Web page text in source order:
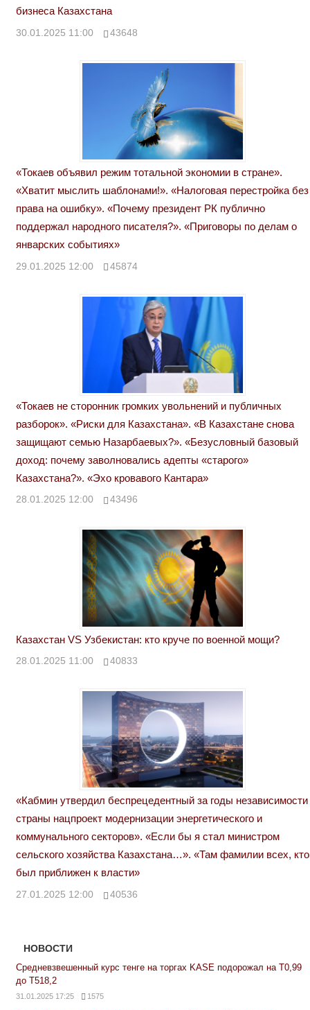
бизнеса Казахстана
30.01.2025 11:00 43648
«Токаев объявил режим тотальной экономии в стране».
«Хватит мыслить шаблонами!». «Налоговая перестройка без
права на ошибку». «Почему президент РК публично
поддержал народного писателя?». «Приговоры по делам о
январских событиях»
29.01.2025 12:00 45874
«Токаев не сторонник громких увольнений и публичных
разборок». «Риски для Казахстана». «В Казахстане снова
защищают семью Назарбаевых?». «Безусловный базовый
доход: почему заволновались адепты «старого»
Казахстана?». «Эхо кровавого Кантара»
28.01.2025 12:00 43496
Казахстан VS Узбекистан: кто круче по военной мощи?
28.01.2025 11:00 40833
«Кабмин утвердил беспрецедентный за годы независимости
страны нацпроект модернизации энергетического и
коммунального секторов». «Если бы я стал министром
сельского хозяйства Казахстана…». «Там фамилии всех, кто
был приближен к власти»
27.01.2025 12:00 40536
НОВОСТИ
Средневзвешенный курс тенге на торгах KASE подорожал на Т0,99
до Т518,2
31.01.2025 17:25 1575